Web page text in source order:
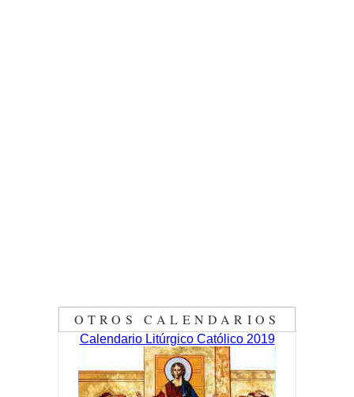
OTROS CALENDARIOS
Calendario Litúrgico Católico 2019